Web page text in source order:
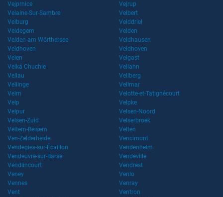
Vejprnice
Vejrup
Velaine-Sur-Sambre
Velbert
Velburg
Velddriel
Veldegem
Velden
Velden am Wörthersee
Veldhausen
Veldhoven
Veldhoven
Velen
Velgast
Velká Chuchle
Vellahn
Vellau
Vellberg
Vellinge
Vellmar
Velm
Velotte-et-Tatignécourt
Velp
Velpke
Velpur
Velsen-Noord
Velsen-Zuid
Velserbroek
Veltem-Beisem
Velten
Ven-Zelderheide
Vencimont
Vendegies-sur-Écaillon
Vendenheim
Vendeuvre-sur-Barse
Vendeville
Vendlincourt
Vendrest
Veney
Venlo
Vennes
Venray
Vent
Ventron